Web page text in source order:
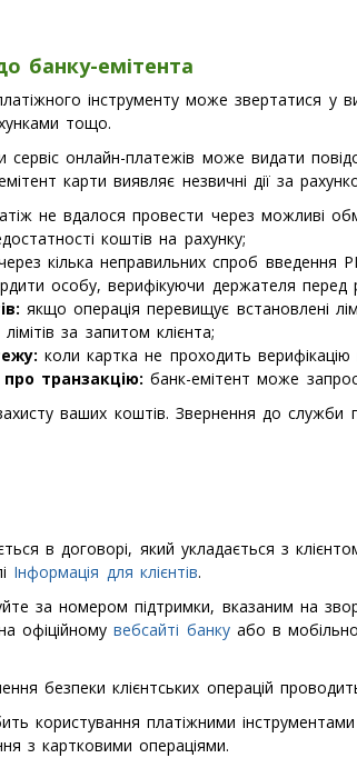
банку-емітента
інструменту може звертатися у
тощо.
сервіс онлайн-платежів може видати
карти виявляє незвичні дії за
не вдалося провести через можливі
коштів на рахунку;
кілька неправильних спроб введення
особу, верифікуючи держателя перед
якщо операція перевищує встановлені
за запитом клієнта;
коли картка не проходить
транзакцію: банк-емітент може
ваших коштів. Звернення до
в договорі, який укладається з
Інформація для клієнтів.
за номером підтримки, вказаним на
офіційномувебсайті банкуабо в
безпеки клієнтських операцій
користування платіжними
з картковими операціями.